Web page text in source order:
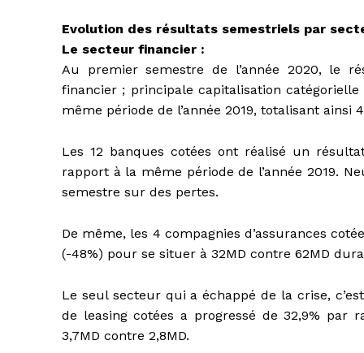
Evolution des résultats semestriels par
Le secteur financier :
Au premier semestre de l’année 2020, le
financier ; principale capitalisation
même période de l’année 2019, totalisant ainsi
Les 12 banques cotées ont réalisé un
rapport à la même période de l’année 2019.
semestre sur des pertes.
De même, les 4 compagnies d’assurances
(-48%) pour se situer à 32MD contre 62MD
Le seul secteur qui a échappé de la crise,
de leasing cotées a progressé de 32,9% par
3,7MD contre 2,8MD.